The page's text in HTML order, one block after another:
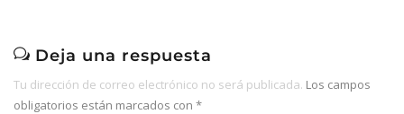
Deja una respuesta
Tu dirección de correo electrónico no será publicada. Los campos
obligatorios están marcados con *